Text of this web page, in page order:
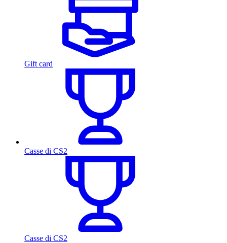
Gift card
Casse di CS2
Casse di CS2